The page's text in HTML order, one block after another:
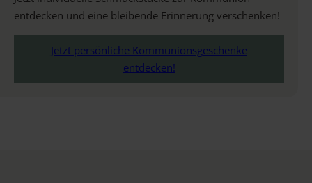
entdecken und eine bleibende Erinnerung verschenken!
Jetzt persönliche Kommunionsgeschenke
entdecken!